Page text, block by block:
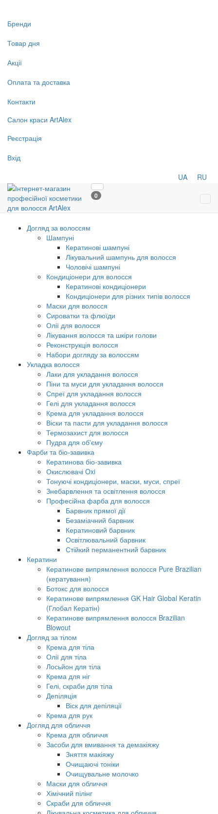
Бренди
Товар дня
Акції
Оплата та доставка
Контакти
Салон краси ArtAlex
Реєстрація
Вхід
UA RU
0
Догляд за волоссям
Шампуні
Кератинові шампуні
Лікувальний шампунь для волосся
Чоловічі шампуні
Кондиціонери для волосся
Кератинові кондиціонери
Кондиціонери для різних типів волосся
Маски для волосся
Сироватки та флюїди
Олії для волосся
Лікування волосся та шкіри голови
Реконструкція волосся
Набори догляду за волоссям
Укладка волосся
Лаки для укладання волосся
Піни та муси для укладання волосся
Спреї для укладання волосся
Гелі для укладання волосся
Крема для укладання волосся
Віски та пасти для укладання волосся
Термозахист для волосся
Пудра для об'єму
Фарби та біо-завивка
Кератинова біо-завивка
Окислювачі Oxi
Тонуючі кондиціонери, маски, муси, спреї
Знебарвлення та освітлення волосся
Професійна фарба для волосся
Барвник прямої дії
Безаміачний барвник
Кератиновий барвник
Освітлювальний барвник
Стійкий перманентний барвник
Кератини
Кератинове випрямлення волосся Pure Brazilian
(кератування)
Ботокс для волосся
Кератинове випрямлення GK Hair Global Keratin
(Глобал Кератін)
Кератинове випрямлення волосся Brazilian
Blowout
Догляд за тілом
Крема для тіла
Олії для тіла
Лосьйон для тіла
Крема для ніг
Гелі, скраби для тіла
Депіляція
Віск для депіляції
Крема для рук
Догляд для обличчя
Крема для обличчя
Засоби для вмивання та демакіяжу
Зняття макіяжу
Очищаючі тоніки
Очищувальне молочко
Маски для обличчя
Хімічний пілінг
Скраби для обличчя